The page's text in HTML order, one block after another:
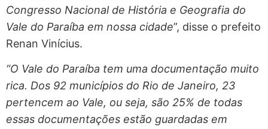
Congresso Nacional de História e Geografia do
Vale do Paraíba em nossa cidade”, disse o prefeito
Renan Vinícius.
“O Vale do Paraíba tem uma documentação muito
rica. Dos 92 municípios do Rio de Janeiro, 23
pertencem ao Vale, ou seja, são 25% de todas
essas documentações estão guardadas em